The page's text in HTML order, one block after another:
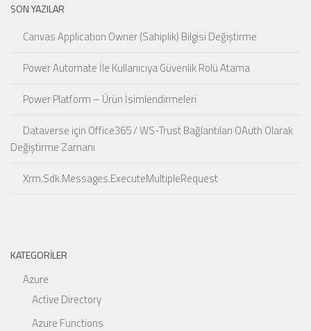
SON YAZILAR
Canvas Application Owner (Sahiplik) Bilgisi Değiştirme
Power Automate İle Kullanıcıya Güvenlik Rolü Atama
Power Platform – Ürün İsimlendirmeleri
Dataverse için Office365 / WS-Trust Bağlantıları OAuth Olarak
Değiştirme Zamanı
Xrm.Sdk.Messages.ExecuteMultipleRequest
KATEGORILER
Azure
Active Directory
Azure Functions